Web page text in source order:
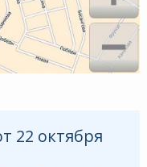
22 октября